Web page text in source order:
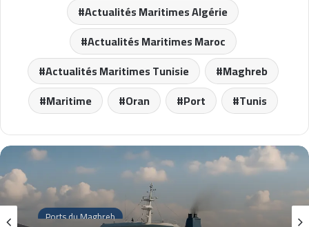
Actualités Maritimes Algérie
Actualités Maritimes Maroc
Actualités Maritimes Tunisie
Maghreb
Maritime
Oran Port Tunis
Ports du Maghreb